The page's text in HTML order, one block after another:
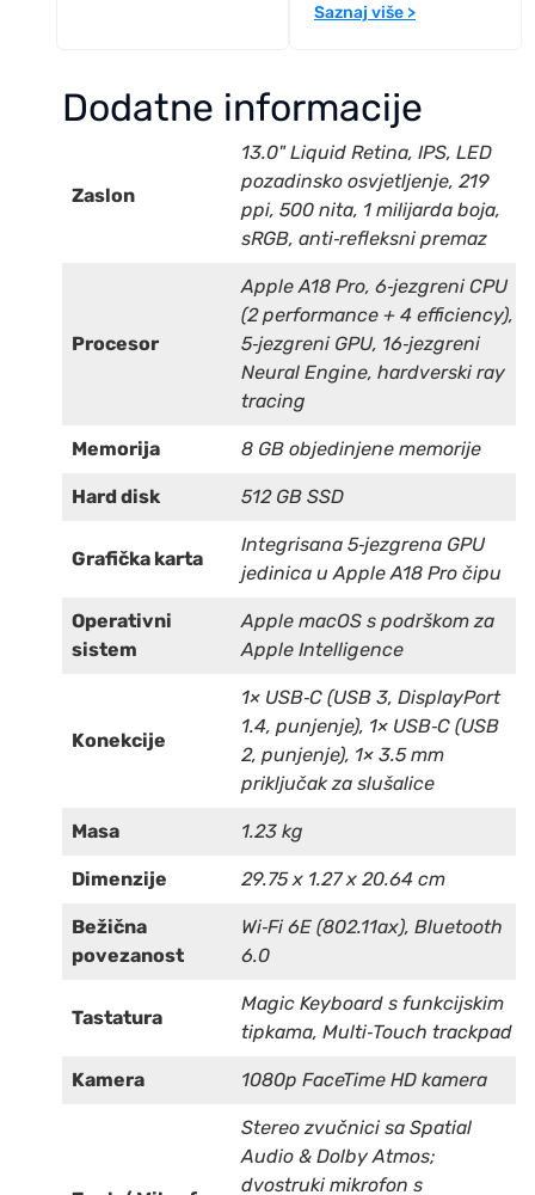
Saznaj više >
Dodatne informacije
Zaslon
13.0" Liquid Retina, IPS, LED
pozadinsko osvjetljenje, 219
ppi, 500 nita, 1 milijarda boja,
sRGB, anti‑refleksni premaz
Procesor
Apple A18 Pro, 6‑jezgreni CPU
(2 performance + 4 efficiency),
5‑jezgreni GPU, 16‑jezgreni
Neural Engine, hardverski ray
tracing
Memorija 8 GB objedinjene memorije
Hard disk 512 GB SSD
Grafička karta
Integrisana 5‑jezgrena GPU
jedinica u Apple A18 Pro čipu
Operativni
sistem
Apple macOS s podrškom za
Apple Intelligence
Konekcije
1× USB‑C (USB 3, DisplayPort
1.4, punjenje), 1× USB‑C (USB
2, punjenje), 1× 3.5 mm
priključak za slušalice
Masa 1.23 kg
Dimenzije 29.75 x 1.27 x 20.64 cm
Bežična
povezanost
Wi‑Fi 6E (802.11ax), Bluetooth
6.0
Tastatura
Magic Keyboard s funkcijskim
tipkama, Multi‑Touch trackpad
Kamera 1080p FaceTime HD kamera
Stereo zvučnici sa Spatial
Audio & Dolby Atmos;
dvostruki mikrofon s